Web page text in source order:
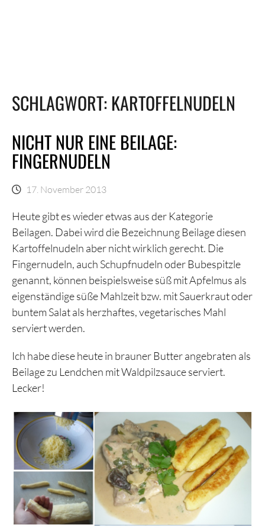
SCHLAGWORT: KARTOFFELNUDELN
NICHT NUR EINE BEILAGE:
FINGERNUDELN
17. November 2013
Heute gibt es wieder etwas aus der Kategorie
Beilagen. Dabei wird die Bezeichnung Beilage diesen
Kartoffelnudeln aber nicht wirklich gerecht. Die
Fingernudeln, auch Schupfnudeln oder Bubespitzle
genannt, können beispielsweise süß mit Apfelmus als
eigenständige süße Mahlzeit bzw. mit Sauerkraut oder
buntem Salat als herzhaftes, vegetarisches Mahl
serviert werden.
Ich habe diese heute in brauner Butter angebraten als
Beilage zu Lendchen mit Waldpilzsauce serviert.
Lecker!